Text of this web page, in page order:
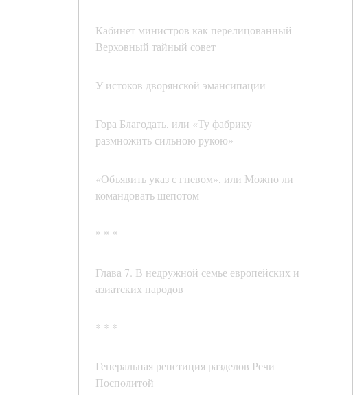
Кабинет министров как перелицованный
Верховный тайный совет
У истоков дворянской эмансипации
Гора Благодать, или «Ту фабрику
размножить сильною рукою»
«Объявить указ с гневом», или Можно ли
командовать шепотом
* * *
Глава 7. В недружной семье европейских и
азиатских народов
* * *
Генеральная репетиция разделов Речи
Посполитой